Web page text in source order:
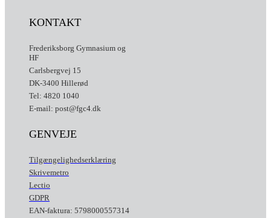
KONTAKT
Frederiksborg Gymnasium og
HF
Carlsbergvej 15
DK-3400 Hillerød
Tel: 4820 1040
E-mail: post@fgc4.dk
GENVEJE
Tilgængelighedserklæring
Skrivemetro
Lectio
GDPR
EAN-faktura: 5798000557314